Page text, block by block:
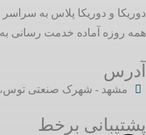
دوریکا و دوریکا پلاس به
همه روزه آماده خدمت رسانی
آدرس
مشهد - شهرک صنعتی توس،
پشتیبانی برخط